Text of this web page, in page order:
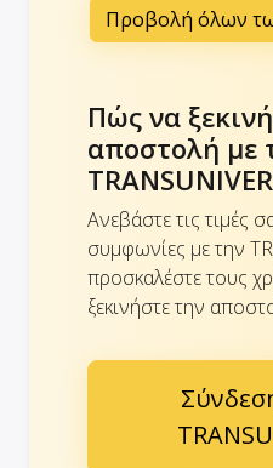
Προβολή όλων
Πώς να
αποστολή με
Ανεβάστε τις τιμές
συμφωνίες με την
προσκαλέστε τους
ξεκινήστε την